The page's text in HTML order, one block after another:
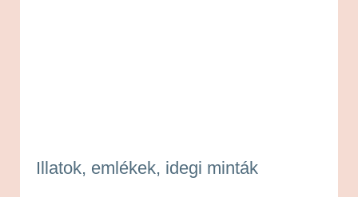
Illatok, emlékek, idegi minták